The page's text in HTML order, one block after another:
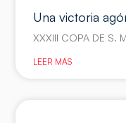
Una victoria
XXXIII COPA DE S.
LEER MÁS